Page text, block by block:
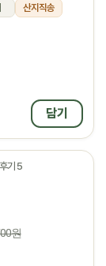
산지직송
담기
기 5
원